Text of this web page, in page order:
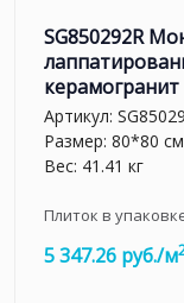
SG850292R
керамогранит
Артикул:
Размер: 80*80 см
Вес: 41.41 кг
Плиток в
5 347.26 руб./м